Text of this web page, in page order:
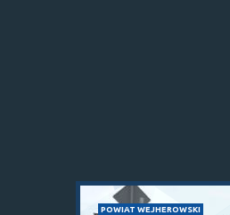
POWIAT WEJHEROWSKI